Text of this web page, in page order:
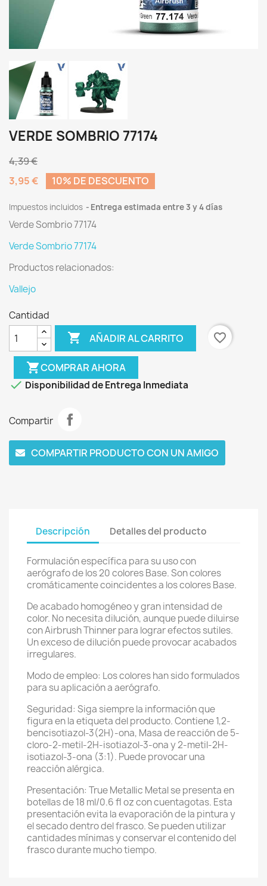
VERDE SOMBRIO 77174
4,39 €
3,95 €
10% DE DESCUENTO
Impuestos incluidos Entrega estimada entre 3 y 4 días
Verde Sombrio 77174
Verde Sombrio 77174
Productos relacionados:
Vallejo
Cantidad
 AÑADIR AL CARRITO favorite_border
shopping_cartCOMPRAR AHORA
 Disponibilidad de Entrega Inmediata
Compartir
COMPARTIR PRODUCTO CON UN AMIGO
Descripción Detalles del producto
Formulación específica para su uso con
aerógrafo de los 20 colores Base. Son colores
cromáticamente coincidentes a los colores Base.
De acabado homogéneo y gran intensidad de
color. No necesita dilución, aunque puede diluirse
con Airbrush Thinner para lograr efectos sutiles.
Un exceso de dilución puede provocar acabados
irregulares.
Modo de empleo: Los colores han sido formulados
para su aplicación a aerógrafo.
Seguridad: Siga siempre la información que
figura en la etiqueta del producto. Contiene 1,2-
bencisotiazol-3(2H)-ona, Masa de reacción de 5-
cloro-2-metil-2H-isotiazol-3-ona y 2-metil-2H-
isotiazol-3-ona (3:1). Puede provocar una
reacción alérgica.
Presentación: True Metallic Metal se presenta en
botellas de 18 ml/0.6 fl oz con cuentagotas. Esta
presentación evita la evaporación de la pintura y
el secado dentro del frasco. Se pueden utilizar
cantidades mínimas y conservar el contenido del
frasco durante mucho tiempo.